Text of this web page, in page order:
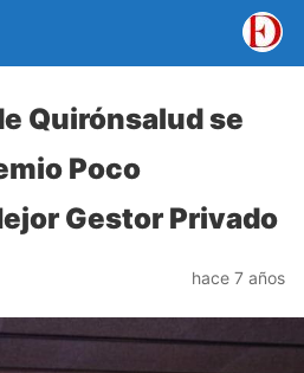
Quirónsalud se
Poco
Gestor Privado
hace 7 años